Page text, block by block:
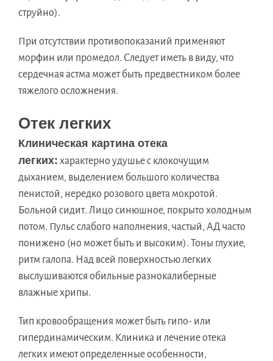
струйно).
При отсутствии противопоказаний применяют
морфин или промедол. Следует иметь в виду, что
сердечная астма может быть предвестником более
тяжелого осложнения.
Отек легких
Клиническая картина отека
легких: характерно удушье с клокочущим
дыханием, выделением большого количества
пенистой, нередко розового цвета мокротой.
Больной сидит. Лицо синюшное, покрыто холодным
потом. Пульс слабого наполнения, частый, АД часто
понижено (но может быть и высоким). Тоны глухие,
ритм галопа. Над всей поверхностью легких
выслушиваются обильные разнокалиберные
влажные хрипы.
Тип кровообращения может быть гипо- или
гипердинамическим. Клиника и лечение отека
легких имеют определенные особенности,